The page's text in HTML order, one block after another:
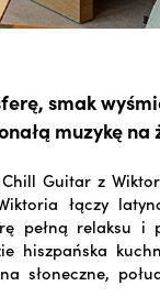
smak
muzykę
Guitar z
łączy
pełną relaksu i
hiszpańska
słoneczne,